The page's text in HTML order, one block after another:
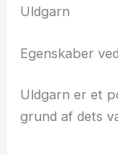
Uldgarn
Egenskaber
Uldgarn er et
grund af dets